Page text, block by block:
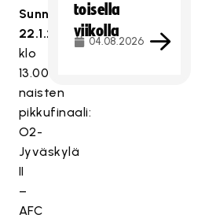
Sunnuntai
22.1.2023
klo
13.00
naisten
pikkufinaali:
O2-
Jyväskylä
II
–
AFC
toisella
viikolla
04.08.2026